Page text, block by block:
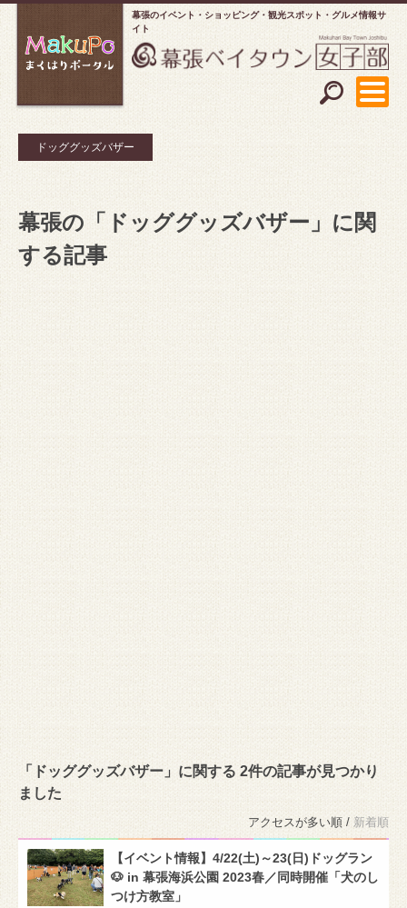
幕張のイベント・ショッピング
観光スポット・グルメ情報サ
イト
ドッググッズバザー
幕張の「ドッググッズバザー」に関
する記事
「ドッググッズバザー」に関する 2件の記事が見つかり
ました
アクセスが多い順 / 新着順
【イベント情報】4/22(土)～23(日)ドッグラン
🐶 in 幕張海浜公園 2023春／同時開催「犬のし
つけ方教室」